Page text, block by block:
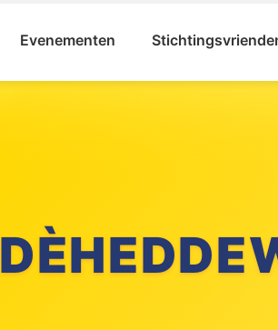
Evenementen